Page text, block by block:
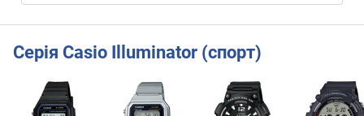
Серія Casio Illuminator (спорт)